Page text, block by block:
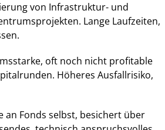
von Infrastruktur- und
Lange Laufzeiten,
oft noch nicht profitable
Höheres Ausfallrisiko,
an Fonds selbst, besichert über